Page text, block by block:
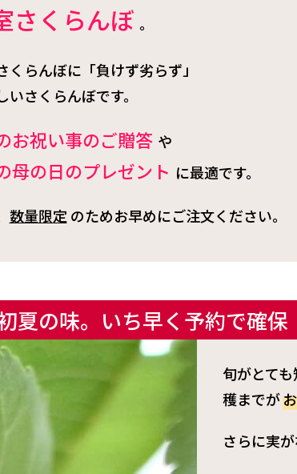
さくらんぼ 。
くらんぼに「負けず劣らず」
いさくらんぼです。
お祝い事のご贈答 や
母の日のプレゼント に最適です。
数量限定 のためお早めにご注文ください。
夏の味。いち早く予約で確保
旬がとて
穫までが
さらに実